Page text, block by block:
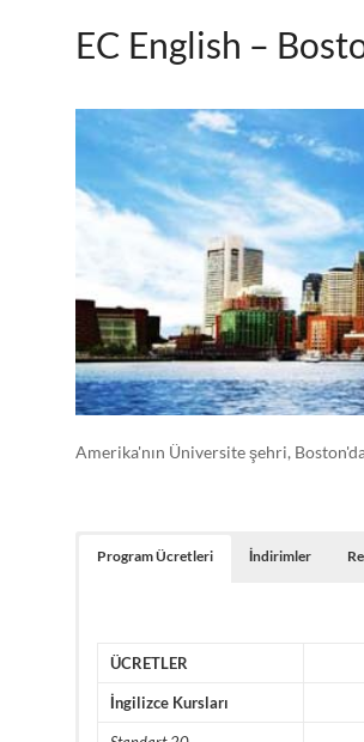
–
Academic
and
Athletic
Counseling
Uluslararası
Akademik
ve
Sportif
–
Athletic
EC English –
Amerika'nın Üniversite şehri,
Program Ücretleri İndirimler
ÜCRETLER
İngilizce Kursları